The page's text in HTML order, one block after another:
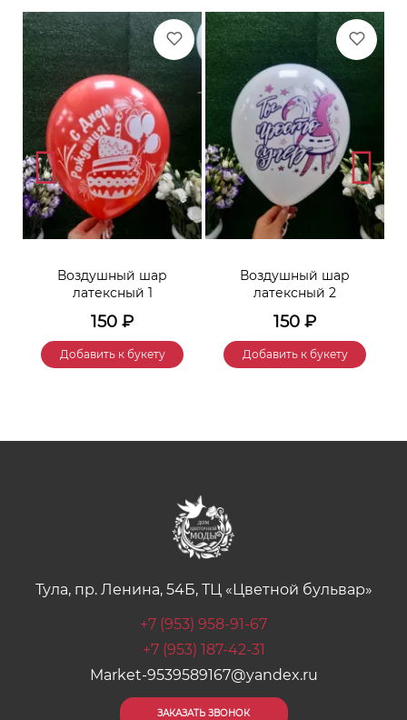
Воздушный шар
латексный 1
150 ₽
Добавить к букету
Воздушный шар
латексный 2
150 ₽
Добавить к букету
Тула, пр. Ленина, 54Б, ТЦ «Цветной бульвар»
+7 (953) 958-91-67
+7 (953) 187-42-31
Market-9539589167@yandex.ru
ЗАКАЗАТЬ ЗВОНОК